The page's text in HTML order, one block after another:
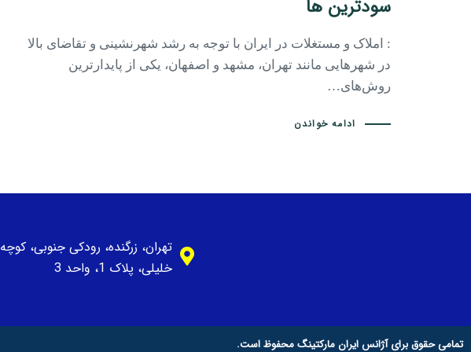
سودترین ها
: املاک و مستغلات در ایران با توجه به رشد شهرنشینی و تقاضای بالا
در شهرهایی مانند تهران، مشهد و اصفهان، یکی از پایدارترین
روش‌های…
ادامه خواندن
تهران، زرگنده، رودکی جنوبی، کوچه
خلیلی، پلاک 1، واحد 3
تمامی حقوق برای آژانس ایران مارکتینگ محفوظ است.